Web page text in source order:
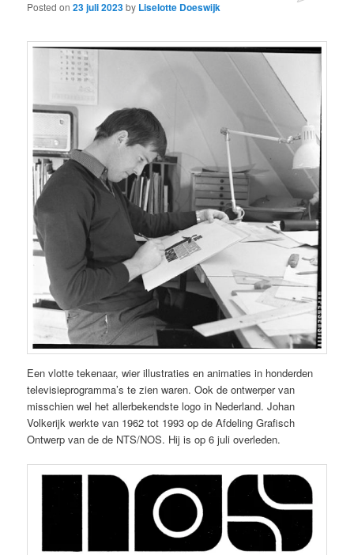
Posted on23 juli 2023by Liselotte Doeswijk
Een vlotte tekenaar, wier illustraties en animaties in honderden
televisieprogramma’s te zien waren. Ook de ontwerper van
misschien wel het allerbekendste logo in Nederland. Johan
Volkerijk werkte van 1962 tot 1993 op de Afdeling Grafisch
Ontwerp van de de NTS/NOS. Hij is op 6 juli overleden.